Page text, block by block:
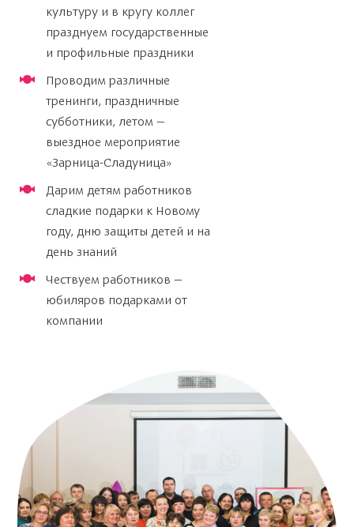
культуру и в кругу коллег
празднуем государственные
и профильные праздники
Проводим различные
тренинги, праздничные
субботники, летом —
выездное мероприятие
«Зарница-Сладуница»
Дарим детям работников
сладкие подарки к Новому
году, дню защиты детей и на
день знаний
Чествуем работников —
юбиляров подарками от
компании